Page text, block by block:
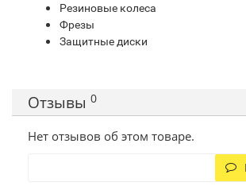
Резиновые колеса
Фрезы
Защитные диски
Отзывы 0
Нет отзывов об этом товаре.